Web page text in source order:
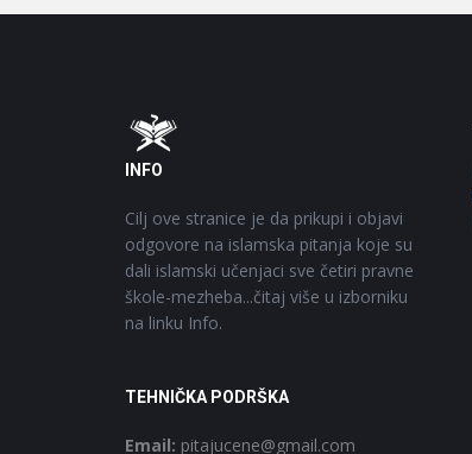
Footer
INFO
Cilj ove stranice je da prikupi i objavi
odgovore na islamska pitanja koje su
dali islamski učenjaci sve četiri pravne
škole-mezheba...čitaj više u izborniku
na linku Info.
TEHNIČKA PODRŠKA
Email: pitajucene@gmail.com